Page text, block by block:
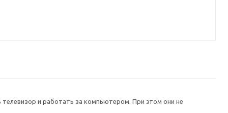
и работать за компьютером. При этом они не